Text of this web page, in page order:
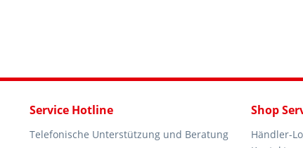
Service Hotline
Telefonische Unterstützung und Beratung
Shop
Händler-